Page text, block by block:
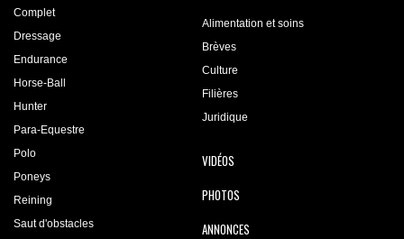
Complet
Dressage
Endurance
Horse-Ball
Hunter
Para-Equestre
Polo
Poneys
Reining
Saut d'obstacles
Alimentation et soins
Brèves
Culture
Filières
Juridique
VIDÉOS
PHOTOS
ANNONCES